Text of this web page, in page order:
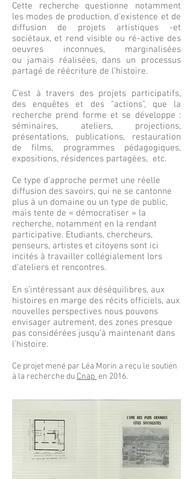
Cette recherche questionne notamment
les modes de production, d'existence et de
diffusion de projets artistiques -et
sociétaux, et rend visible ou ré-active des
oeuvres inconnues, marginalisées
ou jamais réalisées, dans un processus
partagé de réécriture de l’histoire.
C’est à travers des projets participatifs,
des enquêtes et des "actions", que la
recherche prend forme et se développe :
séminaires, ateliers, projections,
présentations, publications, restauration
de films, programmes pédagogiques,
expositions, résidences partagées, etc.
Ce type d’approche permet une réelle
diffusion des savoirs, qui ne se cantonne
plus à un domaine ou un type de public,
mais tente de « démocratiser » la
recherche, notamment en la rendant
participative. Etudiants, chercheurs,
penseurs, artistes et citoyens sont ici
incités à travailler collégialement lors
d'ateliers et rencontres.
En s’intéressant aux déséquilibres, aux
histoires en marge des récits officiels, aux
nouvelles perspectives nous pouvons
envisager autrement, des zones presque
pas considérées jusqu’à maintenant dans
l’histoire.
Ce projet mené par Léa Morin a reçu le soutien
à la recherche du Cnap en 2016.